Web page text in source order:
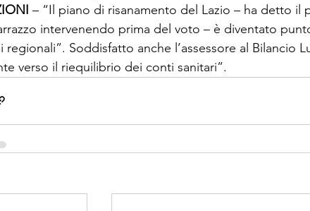
– “Il piano di risanamento del Lazio – ha detto il
intervenendo prima del voto – è diventato
regionali”. Soddisfatto anche l’assessore al Bilancio
verso il riequilibrio dei conti sanitari”.